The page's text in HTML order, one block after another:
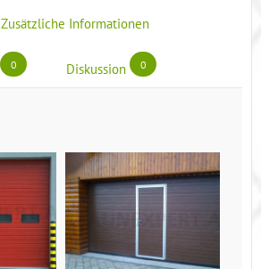
Zusätzliche Informationen
0 Diskussion 0